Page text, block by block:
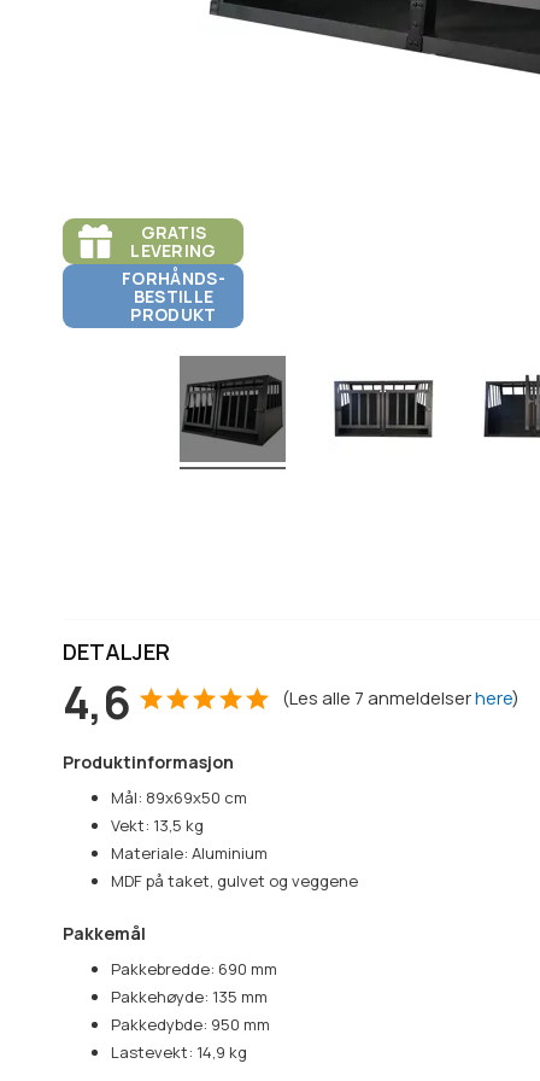
GRATIS
LEVERING
FORHÅNDS-
BESTILLE
PRODUKT
DETALJER
4,6 (Les alle 7anmeldelserhere)
Produktinformasjon
Mål: 89x69x50 cm
Vekt: 13,5 kg
Materiale: Aluminium
MDF på taket, gulvet og veggene
Pakkemål
Pakkebredde: 690 mm
Pakkehøyde: 135 mm
Pakkedybde: 950 mm
Lastevekt: 14,9 kg